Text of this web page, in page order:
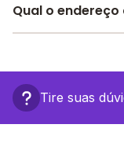
O Melhor Escola
Qual o endereço
DF.
Tire suas